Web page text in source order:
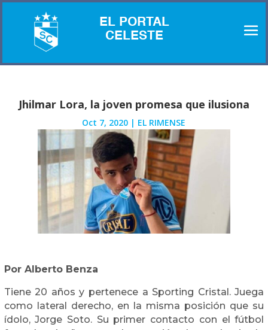
EL PORTAL
CELESTE
Jhilmar Lora, la joven promesa que ilusiona
Oct 7, 2020 | EL RIMENSE
Por Alberto Benza
Tiene 20 años y pertenece a Sporting Cristal. Juega
como lateral derecho, en la misma posición que su
ídolo, Jorge Soto. Su primer contacto con el fútbol